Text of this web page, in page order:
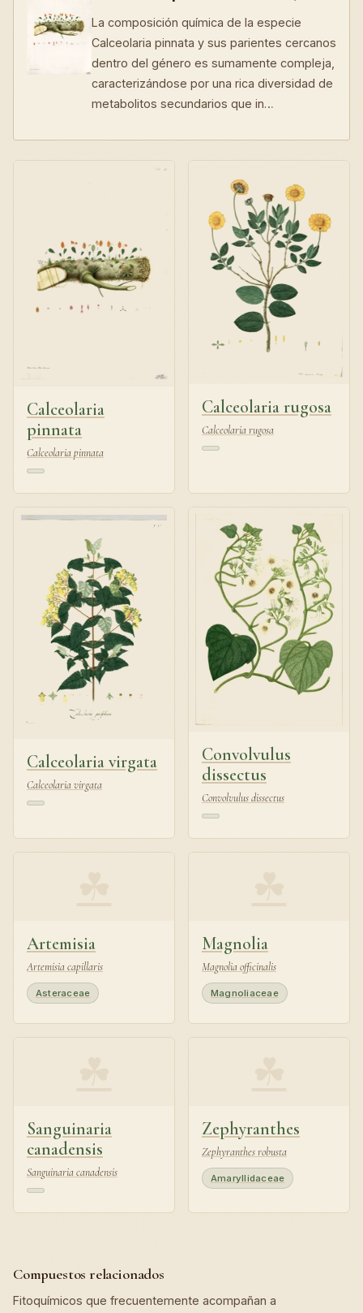
La composición química de la especie
Calceolaria pinnata y sus parientes cercanos
dentro del género es sumamente compleja,
caracterizándose por una rica diversidad de
metabolitos secundarios que in…
Calceolaria
pinnata
Calceolaria pinnata
Calceolaria rugosa
Calceolaria rugosa
Calceolaria virgata
Calceolaria virgata
Convolvulus
dissectus
Convolvulus dissectus
Artemisia
Artemisia capillaris
Asteraceae
Magnolia
Magnolia officinalis
Magnoliaceae
Sanguinaria
canadensis
Sanguinaria canadensis
Zephyranthes
Zephyranthes robusta
Amaryllidaceae
Compuestos relacionados
Fitoquímicos que frecuentemente acompañan a